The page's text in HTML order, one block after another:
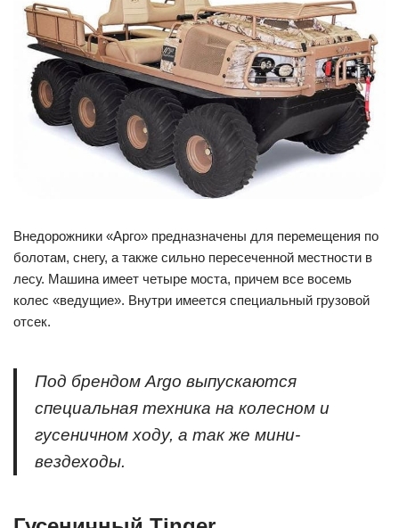
Внедорожники «Арго» предназначены для перемещения по
болотам, снегу, а также сильно пересеченной местности в
лесу. Машина имеет четыре моста, причем все восемь
колес «ведущие». Внутри имеется специальный грузовой
отсек.
Под брендом Argo выпускаются
специальная техника на колесном и
гусеничном ходу, а так же мини-
вездеходы.